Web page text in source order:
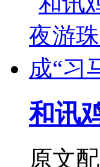
和讯
原文